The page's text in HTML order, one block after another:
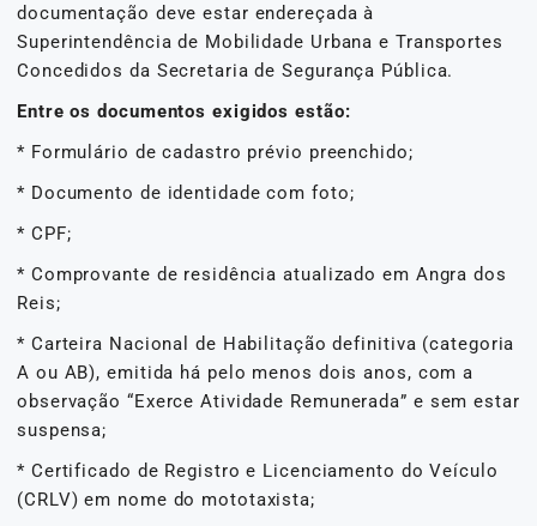
documentação deve estar endereçada à
Superintendência de Mobilidade Urbana e Transportes
Concedidos da Secretaria de Segurança Pública.
Entre os documentos exigidos estão:
* Formulário de cadastro prévio preenchido;
* Documento de identidade com foto;
* CPF;
* Comprovante de residência atualizado em Angra dos
Reis;
* Carteira Nacional de Habilitação definitiva (categoria
A ou AB), emitida há pelo menos dois anos, com a
observação “Exerce Atividade Remunerada” e sem estar
suspensa;
* Certificado de Registro e Licenciamento do Veículo
(CRLV) em nome do mototaxista;